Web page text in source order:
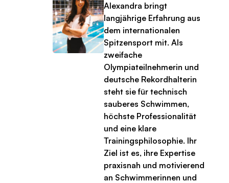
Alexandra bringt
langjährige Erfahrung aus
dem internationalen
Spitzensport mit. Als
zweifache
Olympiateilnehmerin und
deutsche Rekordhalterin
steht sie für technisch
sauberes Schwimmen,
höchste Professionalität
und eine klare
Trainingsphilosophie. Ihr
Ziel ist es, ihre Expertise
praxisnah und motivierend
an Schwimmerinnen und